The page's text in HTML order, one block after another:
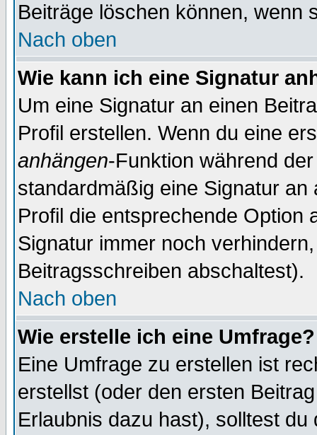
Beiträge löschen können, wenn
Nach oben
Wie kann ich eine Signatur
Um eine Signatur an einen
Profil erstellen. Wenn du eine
anhängen-Funktion während
standardmäßig eine Signatur
Profil die entsprechende Option
Signatur immer noch
Beitragsschreiben abschaltest).
Nach oben
Wie erstelle ich eine Umfrage?
Eine Umfrage zu erstellen ist
erstellst (oder den ersten
Erlaubnis dazu hast), solltest